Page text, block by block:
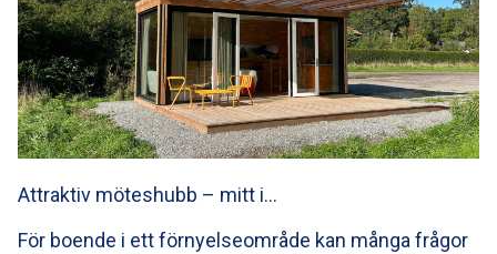
Attraktiv möteshubb – mitt i…
För boende i ett förnyelseområde kan många frågor